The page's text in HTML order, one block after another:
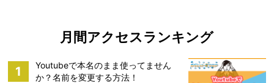
月間アクセスランキング
1
Youtubeで本名のまま使ってません
か？名前を変更する方法！